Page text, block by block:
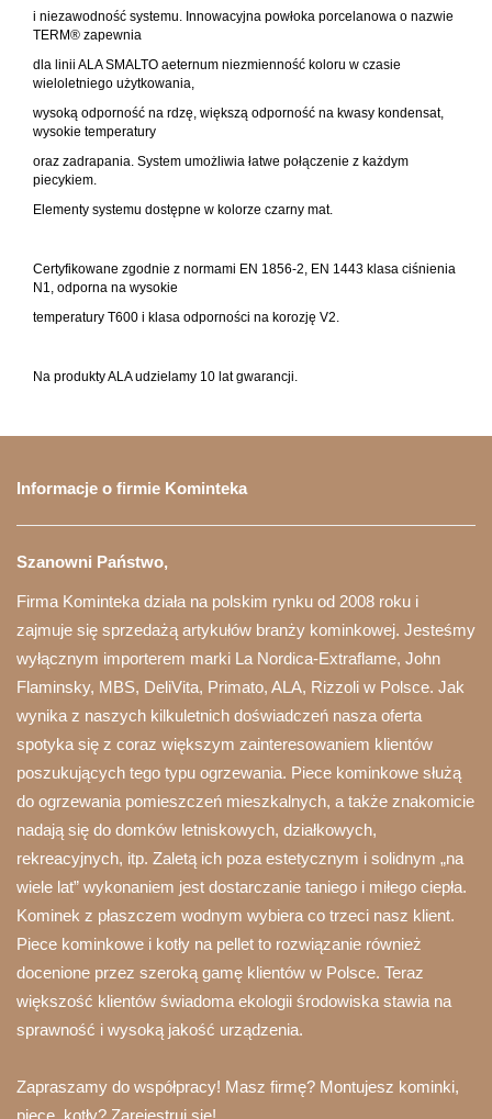
i niezawodność systemu. Innowacyjna powłoka porcelanowa o nazwie
TERM® zapewnia
dla linii ALA SMALTO aeternum niezmienność koloru w czasie
wieloletniego użytkowania,
wysoką odporność na rdzę, większą odporność na kwasy kondensat,
wysokie temperatury
oraz zadrapania. System umożliwia łatwe połączenie z każdym
piecykiem.
Elementy systemu dostępne w kolorze czarny mat.
Certyfikowane zgodnie z normami EN 1856-2, EN 1443 klasa ciśnienia
N1, odporna na wysokie
temperatury T600 i klasa odporności na korozję V2.
Na produkty ALA udzielamy 10 lat gwarancji.
Informacje o firmie Kominteka
Szanowni Państwo,
Firma Kominteka działa na polskim rynku od 2008 roku i
zajmuje się sprzedażą artykułów branży kominkowej. Jesteśmy
wyłącznym importerem marki La Nordica-Extraflame, John
Flaminsky, MBS, DeliVita, Primato, ALA, Rizzoli w Polsce. Jak
wynika z naszych kilkuletnich doświadczeń nasza oferta
spotyka się z coraz większym zainteresowaniem klientów
poszukujących tego typu ogrzewania. Piece kominkowe służą
do ogrzewania pomieszczeń mieszkalnych, a także znakomicie
nadają się do domków letniskowych, działkowych,
rekreacyjnych, itp. Zaletą ich poza estetycznym i solidnym „na
wiele lat” wykonaniem jest dostarczanie taniego i miłego ciepła.
Kominek z płaszczem wodnym wybiera co trzeci nasz klient.
Piece kominkowe i kotły na pellet to rozwiązanie również
docenione przez szeroką gamę klientów w Polsce. Teraz
większość klientów świadoma ekologii środowiska stawia na
sprawność i wysoką jakość urządzenia.
Zapraszamy do współpracy! Masz firmę? Montujesz kominki,